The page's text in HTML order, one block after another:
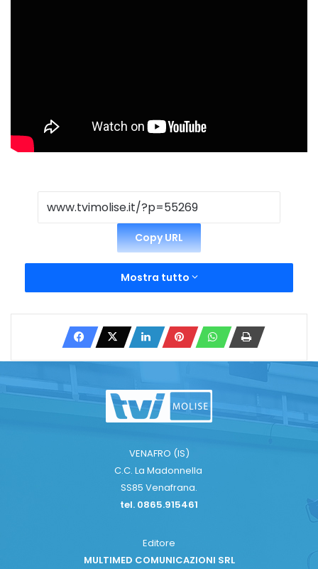
Copy URL
Mostra tutto
VENAFRO (IS)
C.C. La Madonnella
SS85 Venafrana.
tel. 0865.915461
Editore
MULTIMED COMUNICAZIONI SRL